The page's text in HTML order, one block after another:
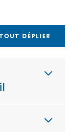
TOUT DÉPLIER